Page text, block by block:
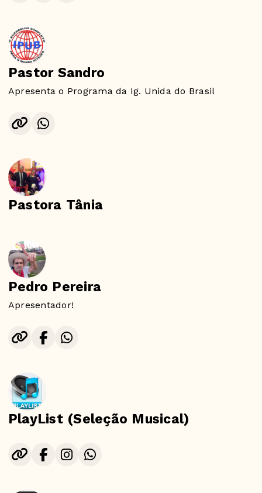
Pastor Sandro
Apresenta o Programa da Ig. Unida do Brasil
Pastora Tânia
Pedro Pereira
Apresentador!
PlayList (Seleção Musical)